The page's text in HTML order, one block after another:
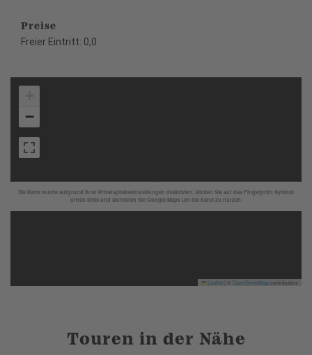
Preise
Freier Eintritt: 0,0
Die Karte wurde aufgrund Ihrer Privatsphäreeinstellungen deaktiviert, klicken Sie auf das Fingerprint Symbol
unten links und aktivieren Sie Google Maps um die Karte zu nutzen.
−
Leaflet OpenStreetMapcontributors
Touren in der Nähe